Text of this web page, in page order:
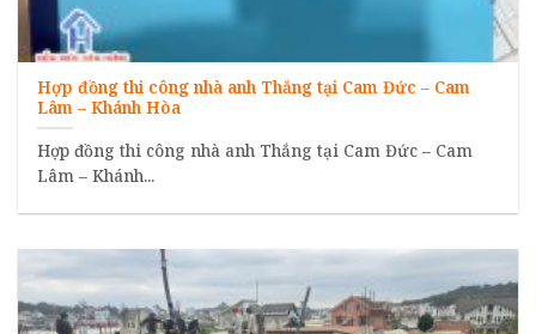
Hợp đồng thi công nhà anh Thắng tại Cam Đức – Cam
Lâm – Khánh Hòa
Hợp đồng thi công nhà anh Thắng tại Cam Đức – Cam
Lâm – Khánh...